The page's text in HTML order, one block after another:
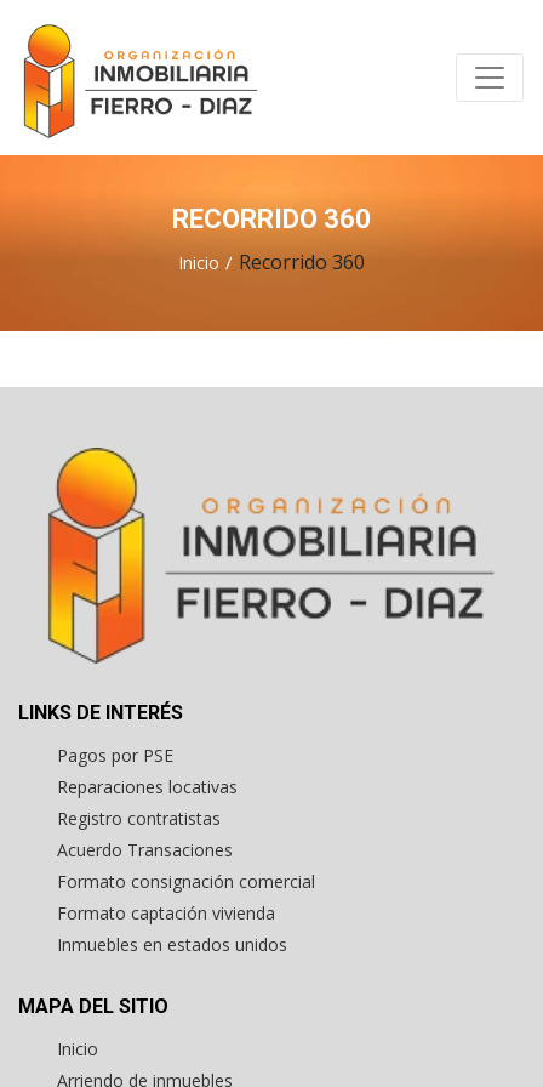
RECORRIDO 360
Inicio Recorrido 360
LINKS DE INTERÉS
Pagos por PSE
Reparaciones locativas
Registro contratistas
Acuerdo Transaciones
Formato consignación comercial
Formato captación vivienda
Inmuebles en estados unidos
MAPA DEL SITIO
Inicio
Arriendo de inmuebles